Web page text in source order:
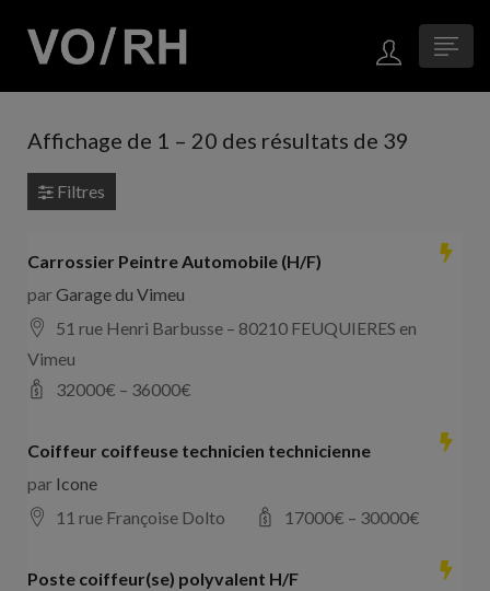
Affichage de 1 – 20 des résultats de 39
Filtres
Carrossier Peintre Automobile (H/F)
parGarage du Vimeu
51 rue Henri Barbusse – 80210 FEUQUIERES en
Vimeu
32000€ – 36000€
Coiffeur coiffeuse technicien technicienne
par Icone
11 rue Françoise Dolto
17000€ – 30000€
Poste coiffeur(se) polyvalent H/F